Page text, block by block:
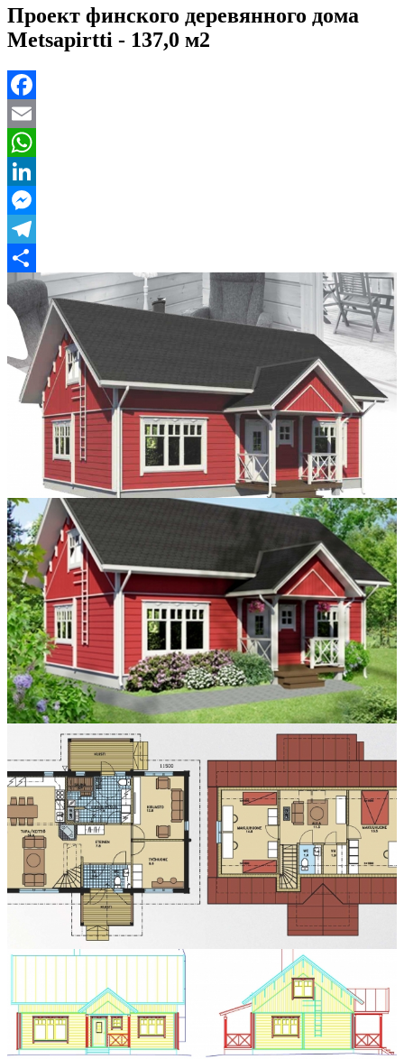
Проект финского деревянного дома
Metsapirtti - 137,0 м2
Facebook
Email
WhatsApp
LinkedIn
Messenger
Telegram
Отправить